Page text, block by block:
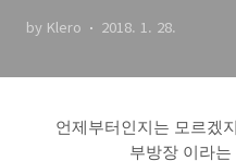
by Klero 2018. 1. 28.
언제부터인지는 모르겠
부방장 이라